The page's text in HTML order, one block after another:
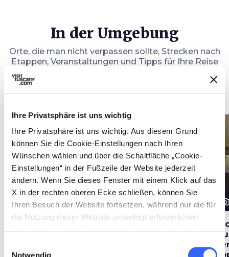
Ihre Privatsphäre ist uns wichtig
Ihre Privatsphäre ist uns wichtig. Aus diesem Grund
können Sie die Cookie-Einstellungen nach Ihren
Wünschen wählen und über die Schaltfläche „Cookie-
Einstellungen“ in der Fußzeile der Website jederzeit
ändern. Wenn Sie dieses Fenster mit einem Klick auf das
X in der rechten oberen Ecke schließen, können Sie
Ihren Besuch der Website fortsetzen, während nur die für
die Nutzung dieser Website unbedingt erforderlichen
Zustimmung.
Notwendig
In der Umgebung
Orte, die man nicht verpassen sollte, Strecken nach
Etappen, Veranstaltungen und Tipps für Ihre Reise
Attraktionen map Ansehen auf der Karte
photo_camera Attraktionen
Etruskisches Museum
Gasparri von
favorite_border
photo_camera Attraktionen
Archäologische Park
von Baratti und
favorite_border